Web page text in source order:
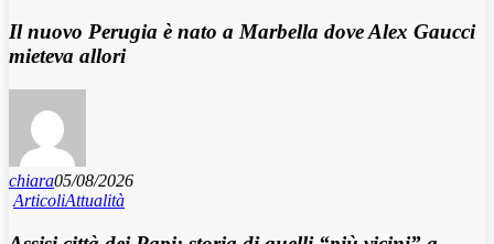
Il nuovo Perugia è nato a Marbella dove Alex Gaucci
mieteva allori
chiara05/08/2026
ArticoliAttualità